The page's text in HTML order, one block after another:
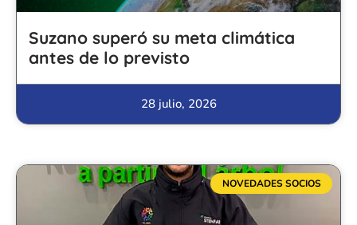
Suzano superó su meta climática
antes de lo previsto
28 julio, 2026
NOVEDADES SOCIOS